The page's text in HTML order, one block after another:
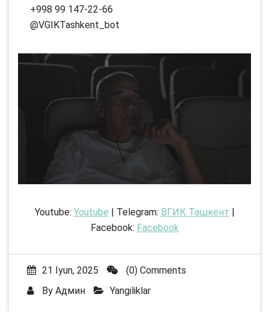
+998 99 147-22-66
@VGIKTashkent_bot
Youtube: Youtube | Telegram: ВГИК Ташкент |
Facebook: Facebook
21 Iyun, 2025
(0) Comments
By Админ Yangiliklar